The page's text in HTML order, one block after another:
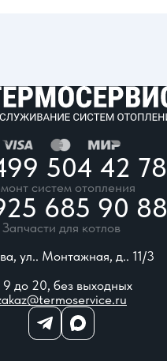
504 42 78
систем отопления
685 90 88
Запчасти для котлов
ул.. Монтажная, д.. 11/3
до 20, без выходных